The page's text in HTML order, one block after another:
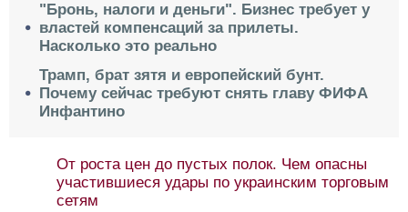
"Бронь, налоги и деньги". Бизнес требует у
властей компенсаций за прилеты.
Насколько это реально
Трамп, брат зятя и европейский бунт.
Почему сейчас требуют снять главу ФИФА
Инфантино
От роста цен до пустых полок. Чем опасны
участившиеся удары по украинским торговым
сетям